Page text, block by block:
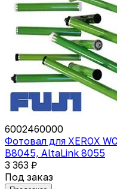
6002460000
Фотовал для XEROX
B8045, AltaLink 8055
3 363 ₽
Под заказ